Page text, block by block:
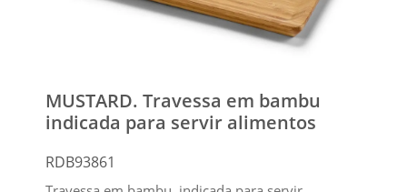
MUSTARD. Travessa em bambu
indicada para servir alimentos
RDB93861